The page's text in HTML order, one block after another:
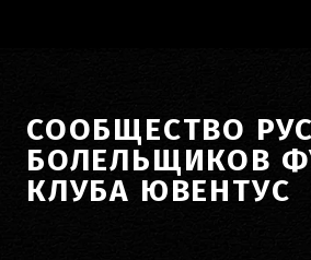
СООБЩЕСТВО
БОЛЕЛЬЩИКОВ
КЛУБА ЮВЕНТУС